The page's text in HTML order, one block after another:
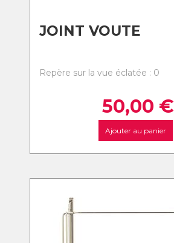
JOINT VOUTE
Repère sur la vue éclatée : 0
50,00 €
Ajouter au panier